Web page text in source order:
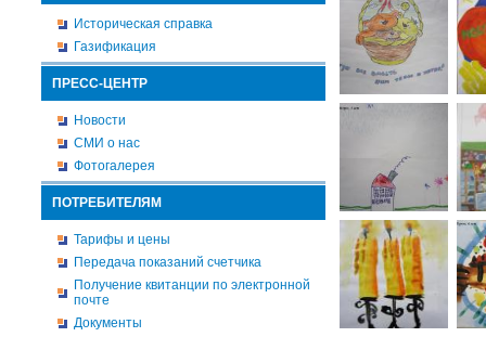
Историческая справка
Газификация
ПРЕСС-ЦЕНТР
Новости
СМИ о нас
Фотогалерея
ПОТРЕБИТЕЛЯМ
Тарифы и цены
Передача показаний счетчика
Получение квитанции по электронной
почте
Документы